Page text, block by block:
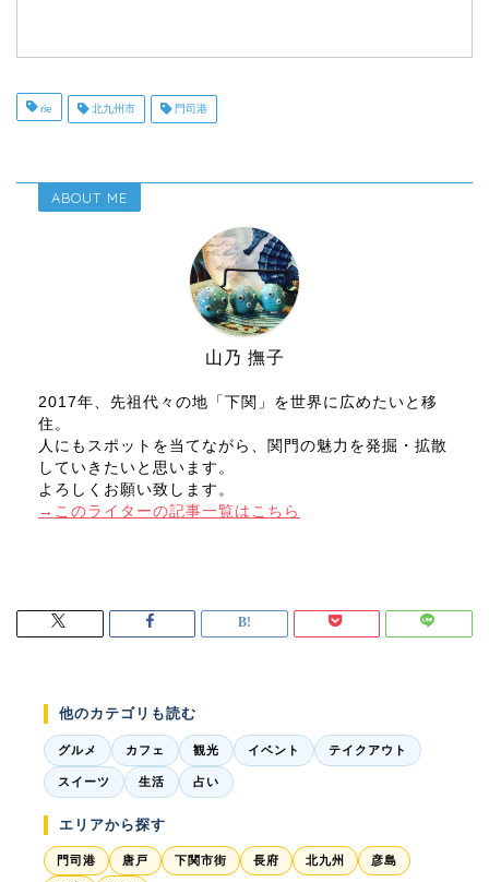
rie 北九州市 門司港
ABOUT ME
山乃 撫子
2017年、先祖代々の地「下関」を世界に広めたいと移
住。
人にもスポットを当てながら、関門の魅力を発掘・拡散
していきたいと思います。
よろしくお願い致します。
→このライターの記事一覧はこちら
他のカテゴリも読む
グルメ カフェ 観光 イベント テイクアウト
スイーツ 生活 占い
エリアから探す
門司港 唐戸 下関市街 長府 北九州 彦島